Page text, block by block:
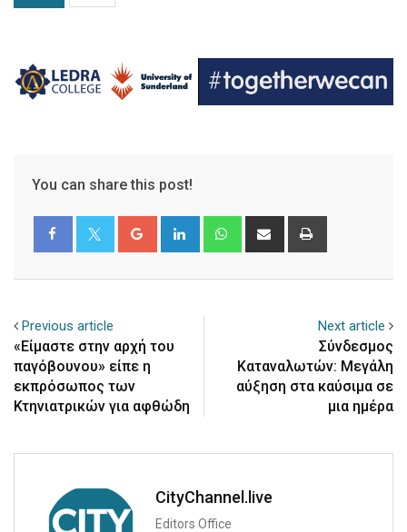
You can share this post!
Google+ LinkedIn WhatsappShare
Previous article
«Είμαστε στην αρχή του
παγόβουνου» είπε η
εκπρόσωπος των
Κτηνιατρικών για αφθώδη
Next article
Σύνδεσμος
Καταναλωτών: Μεγάλη
αύξηση στα καύσιμα σε
μια ημέρα
CityChannel.live
Editors Office